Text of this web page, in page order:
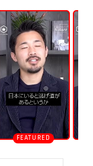
U
n
m
u
t
e